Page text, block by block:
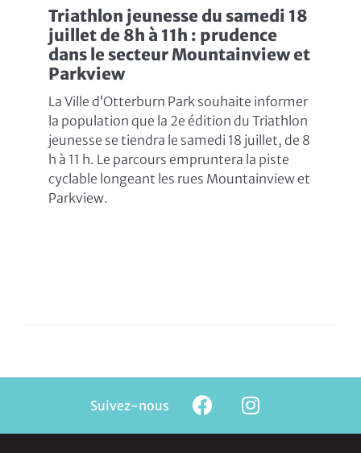
Triathlon jeunesse du samedi 18
juillet de 8h à 11h : prudence
dans le secteur Mountainview et
Parkview
La Ville d’Otterburn Park souhaite informer
la population que la 2e édition du Triathlon
jeunesse se tiendra le samedi 18 juillet, de 8
h à 11 h. Le parcours empruntera la piste
cyclable longeant les rues Mountainview et
Parkview.
Suivez-nous